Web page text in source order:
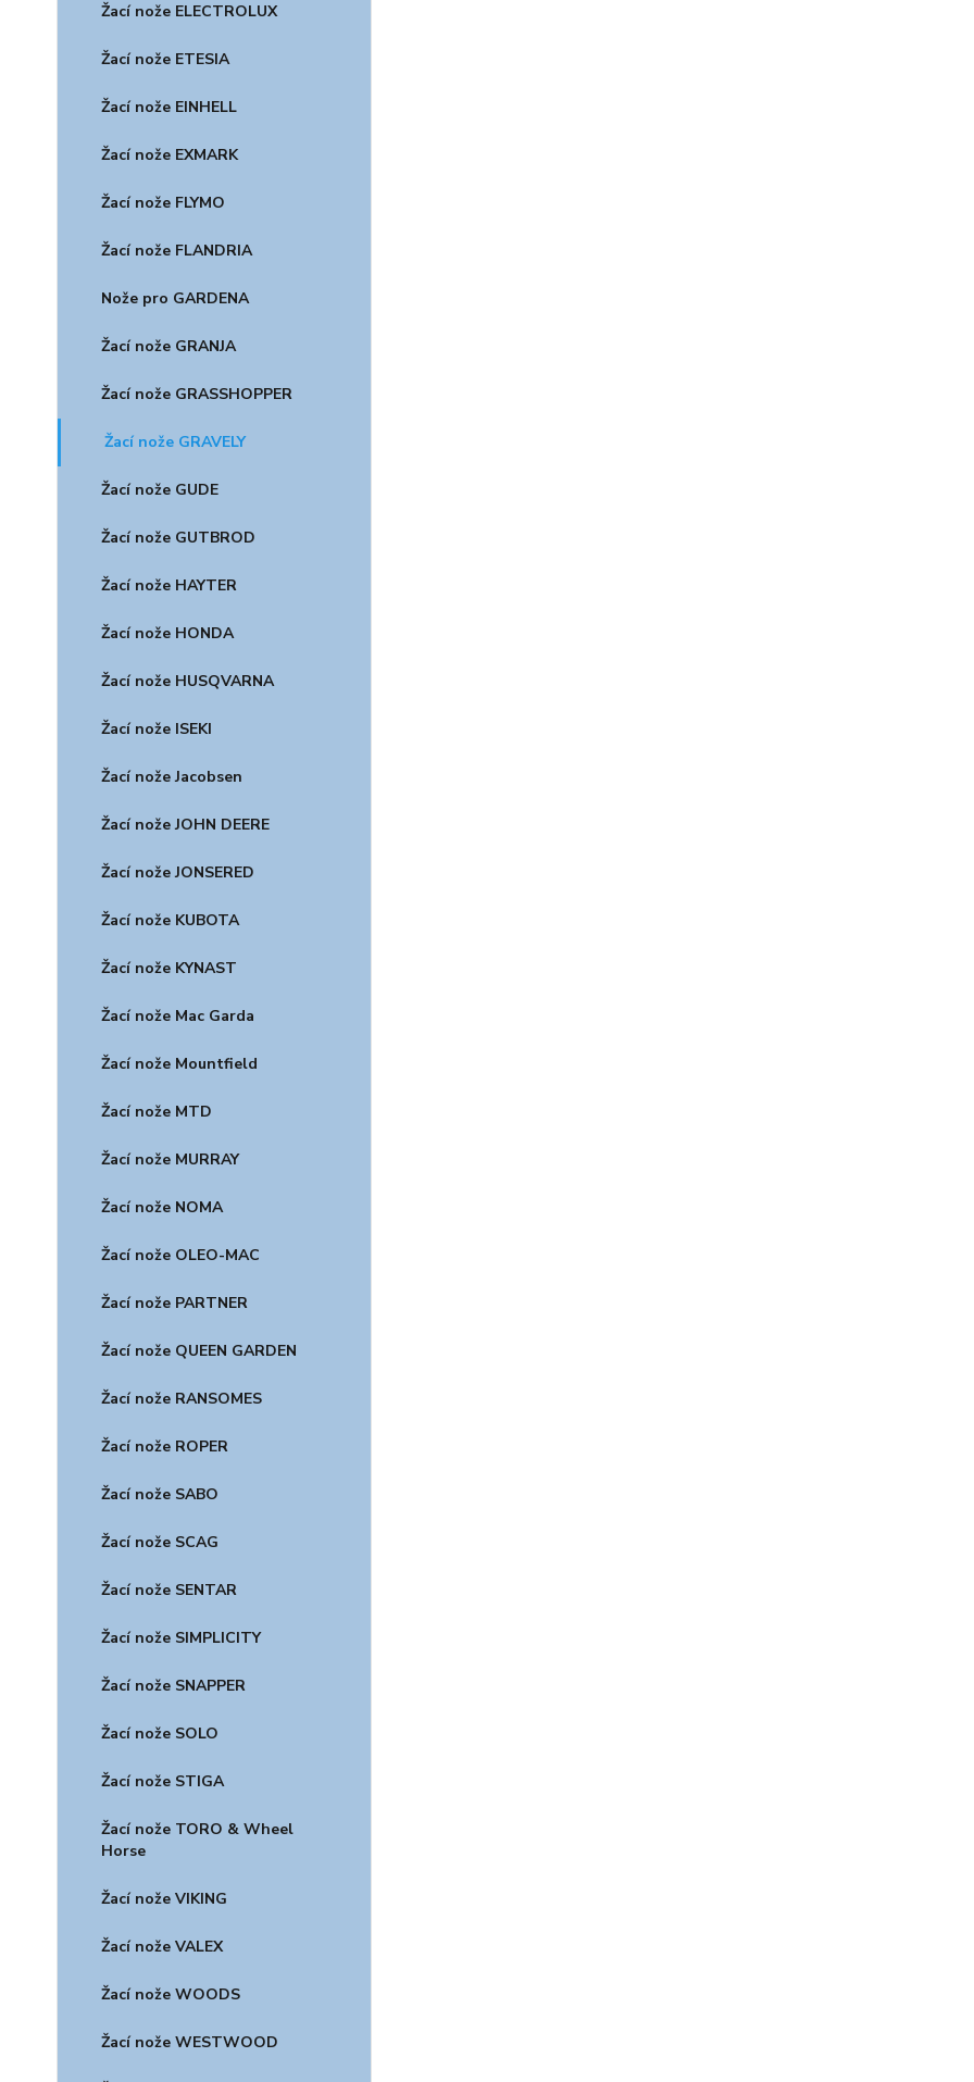
Žací nože ELECTROLUX
Žací nože ETESIA
Žací nože EINHELL
Žací nože EXMARK
Žací nože FLYMO
Žací nože FLANDRIA
Nože pro GARDENA
Žací nože GRANJA
Žací nože GRASSHOPPER
Žací nože GRAVELY
Žací nože GUDE
Žací nože GUTBROD
Žací nože HAYTER
Žací nože HONDA
Žací nože HUSQVARNA
Žací nože ISEKI
Žací nože Jacobsen
Žací nože JOHN DEERE
Žací nože JONSERED
Žací nože KUBOTA
Žací nože KYNAST
Žací nože Mac Garda
Žací nože Mountfield
Žací nože MTD
Žací nože MURRAY
Žací nože NOMA
Žací nože OLEO-MAC
Žací nože PARTNER
Žací nože QUEEN GARDEN
Žací nože RANSOMES
Žací nože ROPER
Žací nože SABO
Žací nože SCAG
Žací nože SENTAR
Žací nože SIMPLICITY
Žací nože SNAPPER
Žací nože SOLO
Žací nože STIGA
Žací nože TORO & Wheel
Horse
Žací nože VIKING
Žací nože VALEX
Žací nože WOODS
Žací nože WESTWOOD